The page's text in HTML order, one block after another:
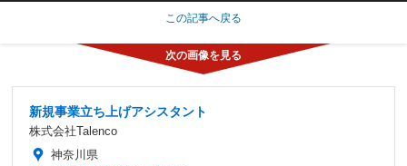
この記事へ戻る
新規事業立ち上げアシスタント
株式会社Talenco
神奈川県